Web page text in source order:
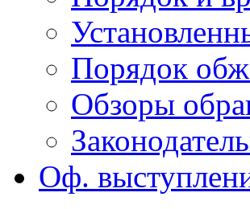
Порядок
Обзоры
Оф.